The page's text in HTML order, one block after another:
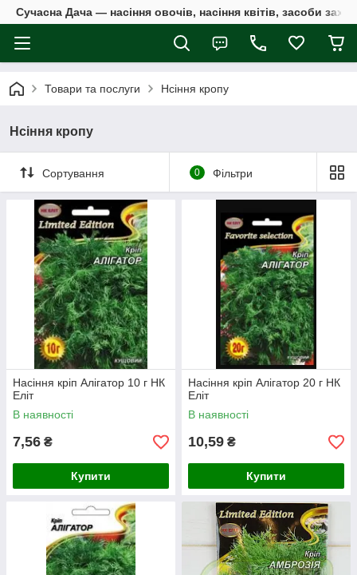
Сучасна Дача — насіння овочів, насіння квітів, засоби
Товари та послуги Нсіння кропу
Нсіння кропу
Сортування 0 Фільтри
Насіння кріп Алігатор 10 г НК
Еліт
В наявності
7,56 ₴
Купити
Насіння кріп Алігатор 20 г НК
Еліт
В наявності
10,59 ₴
Купити